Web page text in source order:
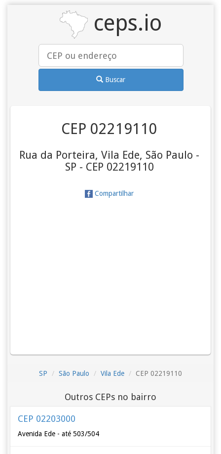
ceps.io
Buscar
CEP 02219110
Rua da Porteira, Vila Ede, São Paulo -
SP - CEP 02219110
Compartilhar
SP São Paulo Vila Ede CEP 02219110
Outros CEPs no bairro
CEP 02203000
Avenida Ede - até 503/504